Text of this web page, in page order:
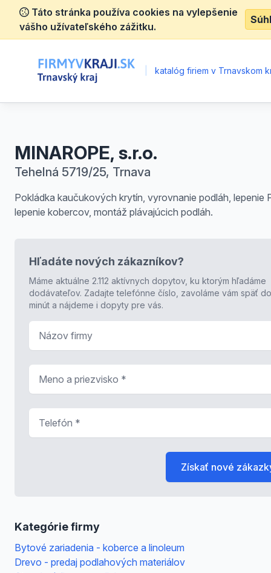
Táto stránka používa cookies na vylepšenie
vášho užívateľského zážitku.
katalóg firiem v Trnavskom
MINAROPE, s.r.o.
Tehelná 5719/25, Trnava
Pokládka kaučukových krytín, vyrovnanie podláh, lepenie
lepenie kobercov, montáž plávajúcich podláh.
Kategórie firmy
Bytové zariadenia - koberce a linoleum
Drevo - predaj podlahových materiálov
Hľadáte nových zákazníkov?
Máme aktuálne 2.112 aktívnych dopytov, ku ktorým hľadáme
dodávateľov. Zadajte telefónne číslo, zavoláme vám späť
minút a nájdeme i dopyty pre vás.
Získať nové